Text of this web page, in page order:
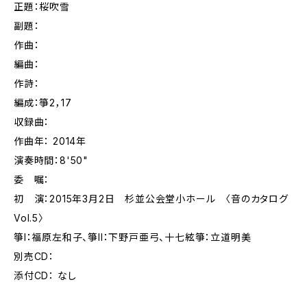
正題：桜吹雪
副題：
作曲：
編曲：
作詩：
編成：箏2，17
収録曲：
作曲年： 2014年
演奏時間：8'50"
委 嘱：
初 演：2015年3月2日 杉並公会堂小ホール 〈音のカタログ
Vol.5〉
箏I：福原左和子、箏II：下野戸亜弓、十七絃箏：立道明美
別売CD：
添付CD： なし